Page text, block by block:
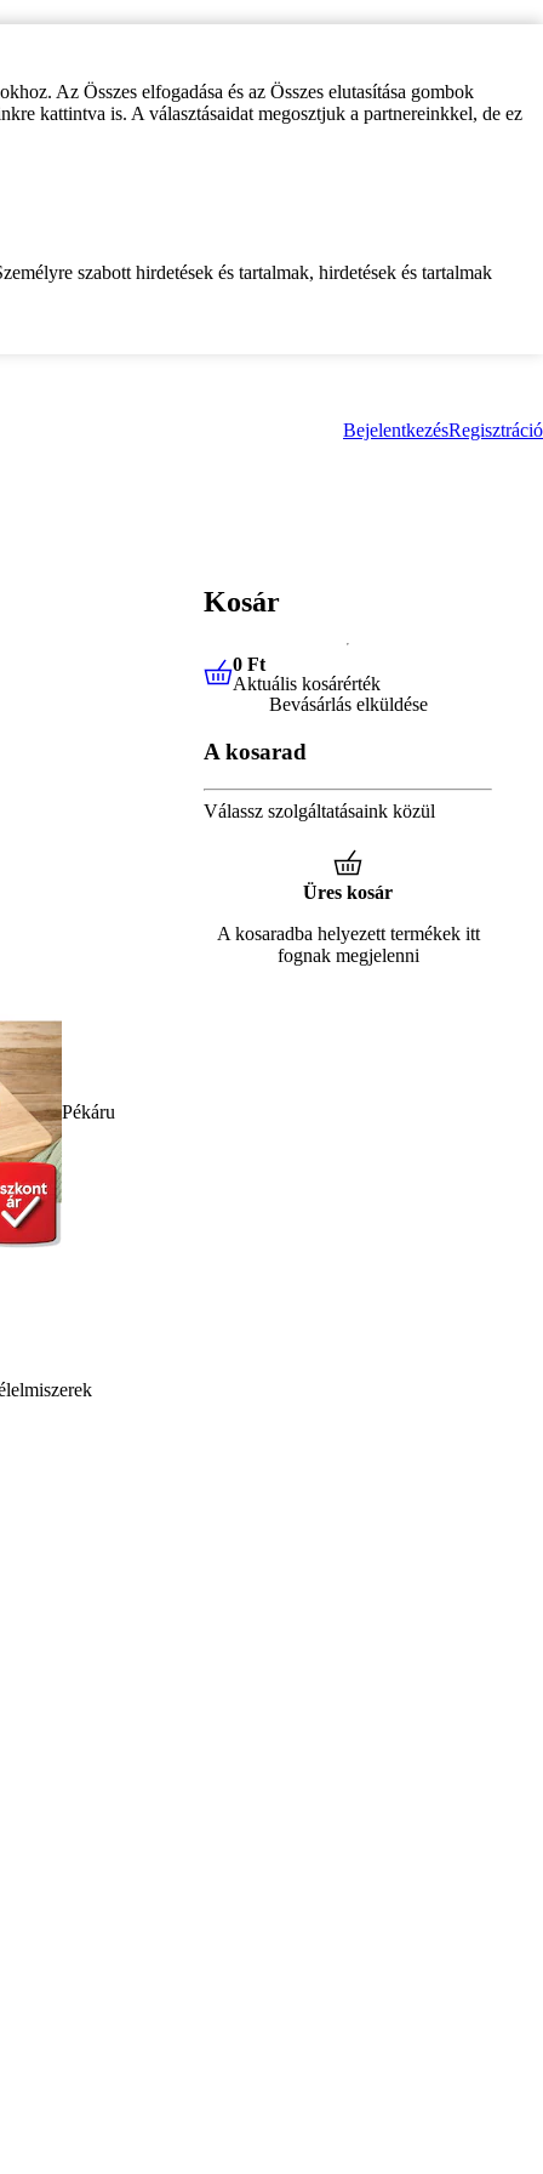
Az Összes elfogadása és az Összes elutasítása gombok
kattintva is. A választásaidat megosztjuk a partnereinkkel, de ez
szabott hirdetések és tartalmak, hirdetések és tartalmak
BejelentkezésRegisztráció
Pékáru
Kosár
0 FtAktuális kosárérték
0 Ft
Aktuális kosárérték
Bevásárlás elküldése
A kosarad
Válassz szolgáltatásaink közül
Üres kosár
A kosaradba helyezett termékek itt
fognak megjelenni